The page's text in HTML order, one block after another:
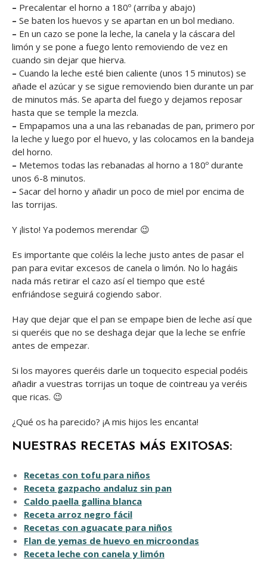
– Precalentar el horno a 180º (arriba y abajo)
– Se baten los huevos y se apartan en un bol mediano.
– En un cazo se pone la leche, la canela y la cáscara del
limón y se pone a fuego lento removiendo de vez en
cuando sin dejar que hierva.
– Cuando la leche esté bien caliente (unos 15 minutos) se
añade el azúcar y se sigue removiendo bien durante un par
de minutos más. Se aparta del fuego y dejamos reposar
hasta que se temple la mezcla.
– Empapamos una a una las rebanadas de pan, primero por
la leche y luego por el huevo, y las colocamos en la bandeja
del horno.
– Metemos todas las rebanadas al horno a 180º durante
unos 6-8 minutos.
– Sacar del horno y añadir un poco de miel por encima de
las torrijas.
Y ¡listo! Ya podemos merendar 😉
Es importante que coléis la leche justo antes de pasar el
pan para evitar excesos de canela o limón. No lo hagáis
nada más retirar el cazo así el tiempo que esté
enfriándose seguirá cogiendo sabor.
Hay que dejar que el pan se empape bien de leche así que
si queréis que no se deshaga dejar que la leche se enfríe
antes de empezar.
Si los mayores queréis darle un toquecito especial podéis
añadir a vuestras torrijas un toque de cointreau ya veréis
que ricas. 😉
¿Qué os ha parecido? ¡A mis hijos les encanta!
NUESTRAS RECETAS MÁS EXITOSAS:
Recetas con tofu para niños
Receta gazpacho andaluz sin pan
Caldo paella gallina blanca
Receta arroz negro fácil
Recetas con aguacate para niños
Flan de yemas de huevo en microondas
Receta leche con canela y limón